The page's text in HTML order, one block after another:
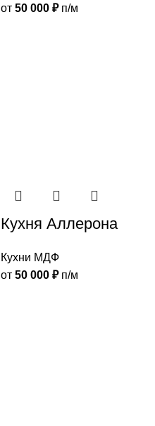
от 50 000 ₽п/м
Кухня Аллерона
Кухни МДФ
от 50 000 ₽п/м